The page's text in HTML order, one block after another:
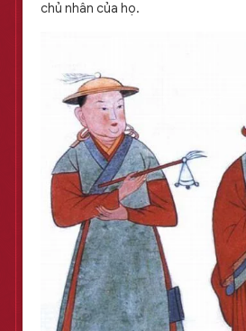
chủ nhân của họ.